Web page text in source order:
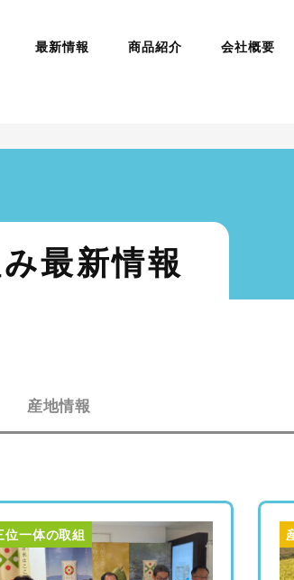
最新情報 商品紹介 会社概要
public_html/wp/wp-content/
最新情報
産地情報
位一体の取組